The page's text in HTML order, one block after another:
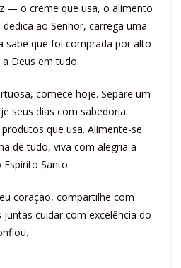
— o creme que usa, o alimento
ao Senhor, carrega uma
sabe que foi comprada por alto
Deus em tudo.
comece hoje. Separe um
seus dias com sabedoria.
que usa. Alimente-se
de tudo, viva com alegria a
Santo.
coração, compartilhe com
cuidar com excelência do